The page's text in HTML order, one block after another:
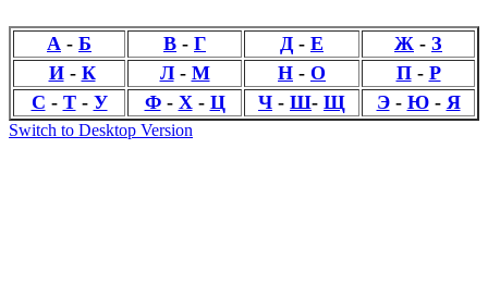
А - Б В - Г Д - Е Ж - З
И- К Л- М Н - О П- Р
С - Т- У Ф- Х - Ц Ч - Ш- Щ Э- Ю- Я
Switch to Desktop Version